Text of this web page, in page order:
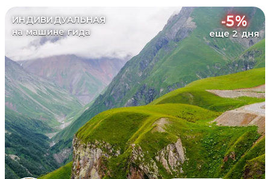
ИНДИВИДУАЛЬНАЯ
на машине гида
-5%
еще 2 дня